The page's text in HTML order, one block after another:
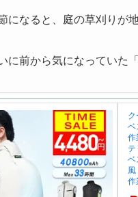
になると、庭の草刈りが
に前から気になっていた
ク
ベ
作
テ
ベ
作